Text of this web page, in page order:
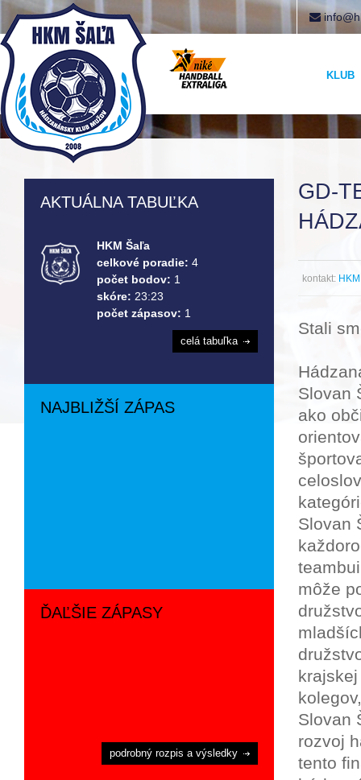
KLUB
GD-
kontakt:
Stali
Slovan
ako
Slovan
môže
Slovan
rozvoj
tento
AKTUÁLNA TABUĽKA
HKM Šaľa
celkové poradie: 4
počet bodov: 1
skóre: 23:23
počet zápasov: 1
celá tabuľka
NAJBLIŽŠÍ ZÁPAS
ĎAĽŠIE ZÁPASY
podrobný rozpis a výsledky